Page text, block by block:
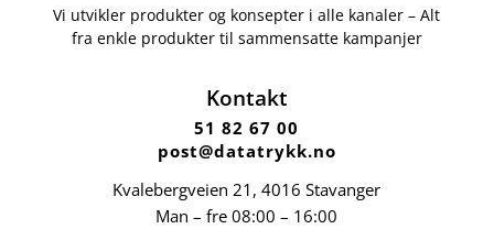
Vi utvikler produkter og konsepter i alle kanaler – Alt
fra enkle produkter til sammensatte kampanjer
Kontakt
51 82 67 00
post@datatrykk.no
Kvalebergveien 21 , 4016 Stavanger
Man – fre 08:00 – 16:00